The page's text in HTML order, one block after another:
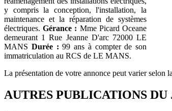
y compris la conception, l'installation, la
maintenance et la réparation de systèmes
électriques.Gérance : Mme Picard Oceane
demeurant 1 Rue Jeanne D'arc 72000 LE
MANS Durée : 99 ans à compter de son
immatriculation au RCS de LE MANS.
La présentation de votre annonce peut varier selon
AUTRES PUBLICATIONS DU